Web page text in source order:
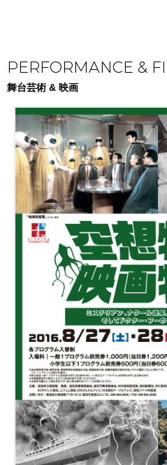
PERFORMANCE &
舞台芸術 & 映画